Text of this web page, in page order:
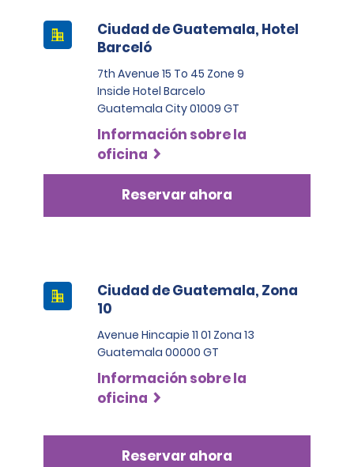
Ciudad de Guatemala, Hotel
Barceló
7th Avenue 15 To 45 Zone 9
Inside Hotel Barcelo
Guatemala City 01009 GT
Información sobre la
oficina
Reservar ahora
Ciudad de Guatemala, Zona
10
Avenue Hincapie 11 01 Zona 13
Guatemala 00000 GT
Información sobre la
oficina
Reservar ahora